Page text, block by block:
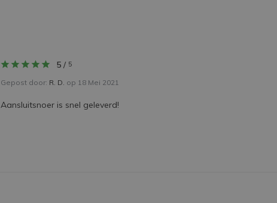
5/ 5
Gepost door: R. D. op 18 Mei 2021
Aansluitsnoer is snel geleverd!